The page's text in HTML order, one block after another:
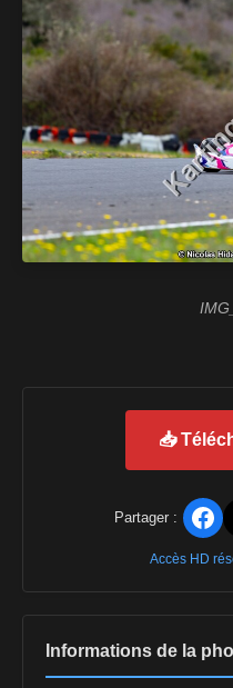
📥
Partager :
Accès HD
Informations de la